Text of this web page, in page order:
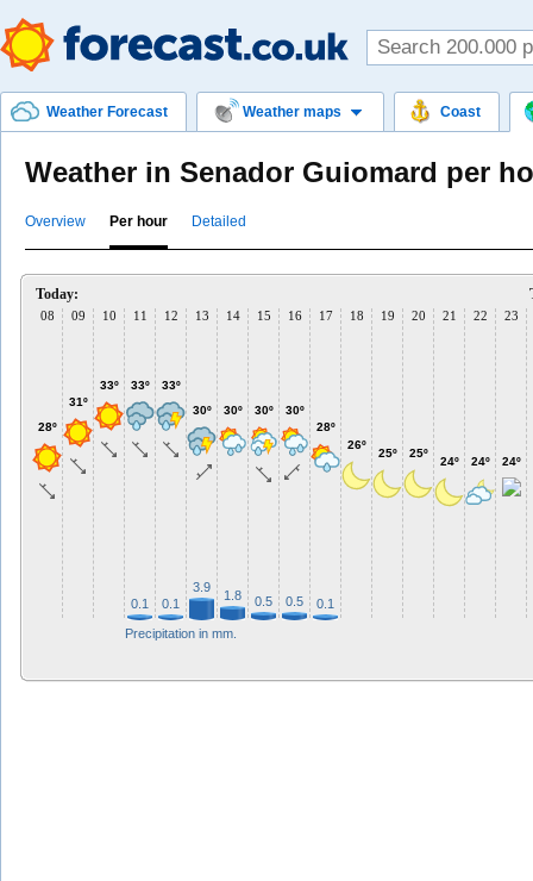
Weather Forecast Weather maps Coast
Weather in Senador Guiomard per
Overview Per hour Detailed
Today:
08
28º
09
31º
10
33º
11
33º
Precipitation in mm.
0.1
12
33º
0.1
13
30º
3.9
14
30º
1.8
15
30º
0.5
16
30º
0.5
17
28º
0.1
18
26º
19
25º
20
25º
21
24º
22
24º
23
24º